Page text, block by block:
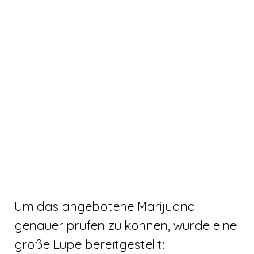
Um das angebotene Marijuana
genauer prüfen zu können, wurde eine
große Lupe bereitgestellt: